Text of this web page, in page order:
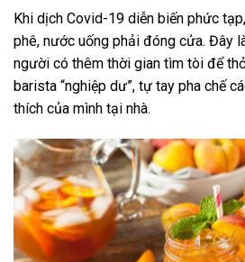
Khi dịch Covid-19 diễn biến phức
phê, nước uống phải đóng cửa. Đây
người có thêm thời gian tìm tòi để
barista “nghiệp dư”, tự tay pha chế
thích của mình tại nhà.